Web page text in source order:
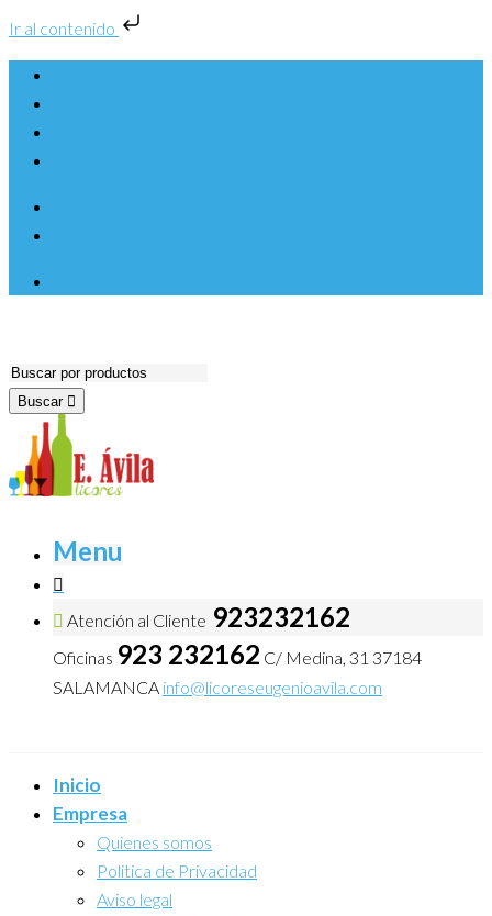
Ir al contenido
Buscar
Menu
Atención al Cliente 923232162
Oficinas 923 232162 C/ Medina, 31 37184
SALAMANCA info@licoreseugenioavila.com
Inicio
Empresa
Quienes somos
Politica de Privacidad
Aviso legal